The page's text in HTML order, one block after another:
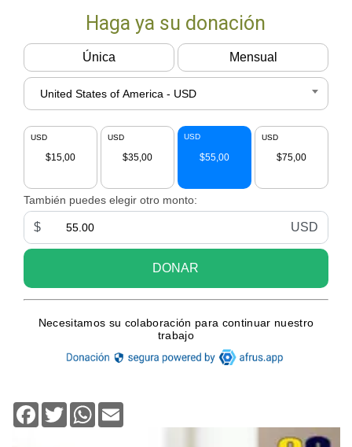
Facebook
TwitterWhatsApp